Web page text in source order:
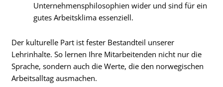
Unternehmensphilosophien wider und sind für ein
gutes Arbeitsklima essenziell.
Der kulturelle Part ist fester Bestandteil unserer
Lehrinhalte. So lernen Ihre Mitarbeitenden nicht nur die
Sprache, sondern auch die Werte, die den norwegischen
Arbeitsalltag ausmachen.